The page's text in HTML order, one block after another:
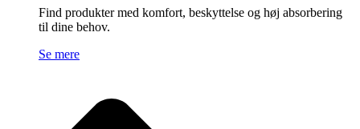
Find produkter med komfort, beskyttelse og høj absorbering
til dine behov.
Se mere